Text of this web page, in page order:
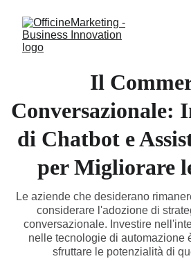
Il
Conversazionale:
di Chatbot e
per Migliorare
Le aziende che desiderano
considerare l'adozione di
conversazionale. Investire
nelle tecnologie di automazione
sfruttare le potenzialità di